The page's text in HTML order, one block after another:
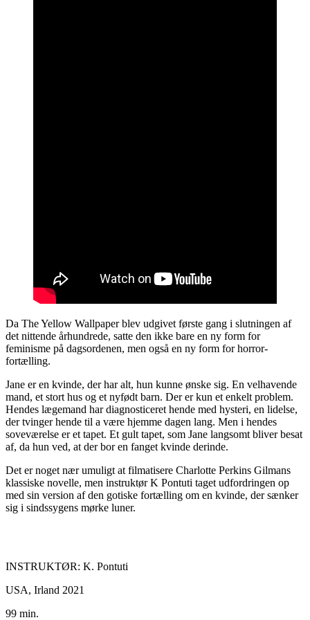
Da The Yellow Wallpaper blev udgivet første gang i slutningen af
det nittende århundrede, satte den ikke bare en ny form for
feminisme på dagsordenen, men også en ny form for horror-
fortælling.
Jane er en kvinde, der har alt, hun kunne ønske sig. En velhavende
mand, et stort hus og et nyfødt barn. Der er kun et enkelt problem.
Hendes lægemand har diagnosticeret hende med hysteri, en lidelse,
der tvinger hende til a være hjemme dagen lang. Men i hendes
soveværelse er et tapet. Et gult tapet, som Jane langsomt bliver besat
af, da hun ved, at der bor en fanget kvinde derinde.
Det er noget nær umuligt at filmatisere Charlotte Perkins Gilmans
klassiske novelle, men instruktør K Pontuti taget udfordringen op
med sin version af den gotiske fortælling om en kvinde, der sænker
sig i sindssygens mørke luner.
INSTRUKTØR: K. Pontuti
USA, Irland 2021
99 min.